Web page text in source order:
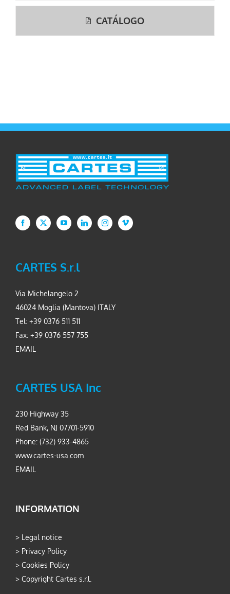
CATÁLOGO
CARTES S.r.l
Via Michelangelo 2
46024 Moglia (Mantova) ITALY
Tel: +39 0376 511 511
Fax: +39 0376 557 755
EMAIL
CARTES USA Inc
230 Highway 35
Red Bank, NJ 07701-5910
Phone: (732) 933-4865
www.cartes-usa.com
EMAIL
INFORMATION
> Legal notice
> Privacy Policy
> Cookies Policy
> Copyright Cartes s.r.l.